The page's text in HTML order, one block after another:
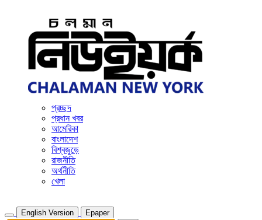
প্রচ্ছদ
প্রধান খবর
আমেরিকা
বাংলাদেশ
বিশ্বজুড়ে
রাজনীতি
অর্থনীতি
খেলা
English Version
Epaper